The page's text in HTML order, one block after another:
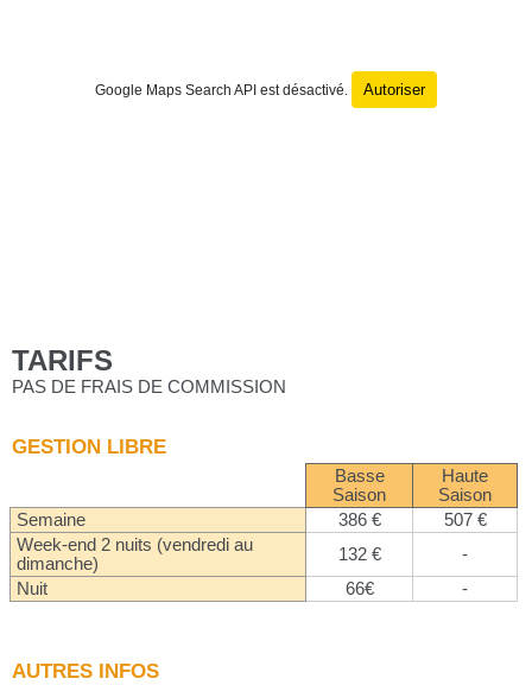
Google Maps Search API est désactivé. Autoriser
TARIFS
PAS DE FRAIS DE COMMISSION
GESTION LIBRE
Basse
Saison
Haute
Saison
Semaine
386 €
507 €
Week-end 2 nuits (vendredi au
dimanche)
132 €
-
Nuit
66€ -
AUTRES INFOS